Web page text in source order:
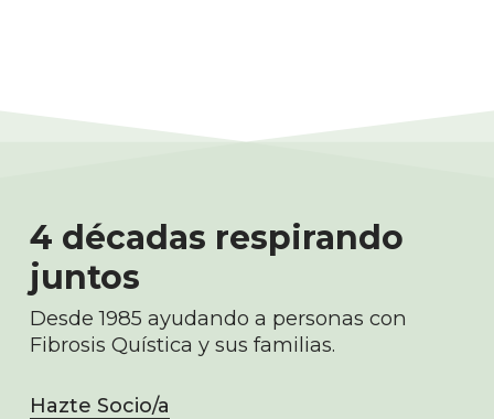
4 décadas respirando
juntos
Desde 1985 ayudando a personas con
Fibrosis Quística y sus familias.
Hazte Socio/a